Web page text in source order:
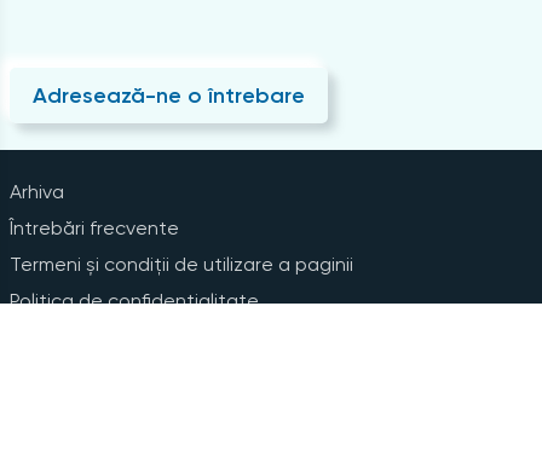
Adresează-ne o întrebare
Arhiva
Întrebări frecvente
Termeni și condiții de utilizare a paginii
Politica de confidențialitate